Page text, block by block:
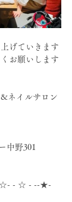
げていきます
お願いします
ネイルサロン
中野301